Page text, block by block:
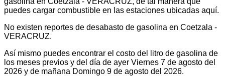
puedes cargar combustible en las estaciones ubicadas aquí.
No existen reportes de desabasto de gasolina en Coetzala -
VERACRUZ.
Así mismo puedes encontrar el costo del litro de gasolina de
los meses previos y del día de ayer Viernes 7 de agosto del
2026 y de mañana Domingo 9 de agosto del 2026.